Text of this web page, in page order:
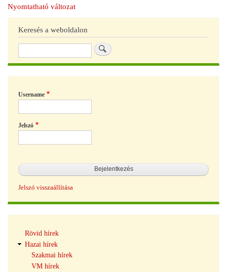
Nyomtatható változat
Keresés a weboldalon
Username
Jelszó
Jelszó visszaállítása
navigáció
Rövid hírek
Hazai hírek
Szakmai hírek
VM hírek